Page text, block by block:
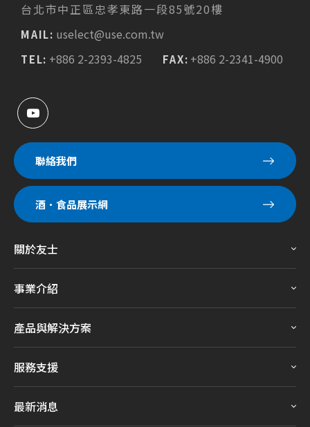
台北市中正區忠孝東路一段85號20樓
MAIL: uselect@use.com.tw
TEL: +886 2-2393-4825 FAX: +886 2-2341-4900
聯絡我們
酒．食品展示網
關於友士
事業介紹
產品與解決方案
服務支援
最新消息